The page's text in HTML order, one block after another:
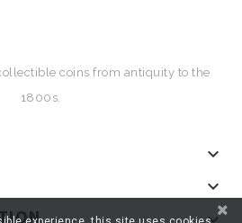
coins from antiquity to the
1800s.

